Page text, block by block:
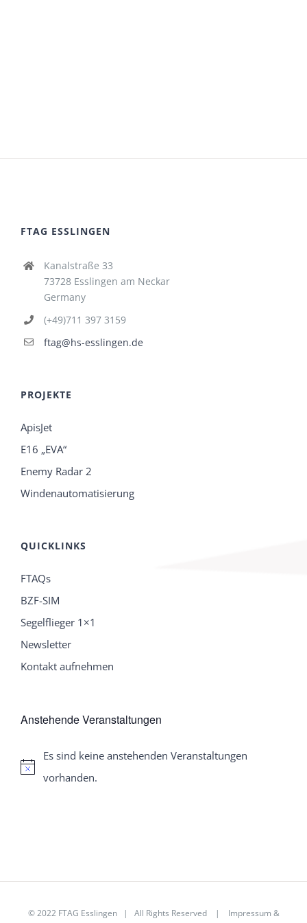
FTAG ESSLINGEN
Kanalstraße 33
73728 Esslingen am Neckar
Germany
(+49)711 397 3159
ftag@hs-esslingen.de
PROJEKTE
ApisJet
E16 „EVA“
Enemy Radar 2
Windenautomatisierung
QUICKLINKS
FTAQs
BZF-SIM
Segelflieger 1×1
Newsletter
Kontakt aufnehmen
Anstehende Veranstaltungen
Hinweis
Es sind keine anstehenden Veranstaltungen
vorhanden.
© 2022 FTAG Esslingen| All Rights Reserved | Impressum &